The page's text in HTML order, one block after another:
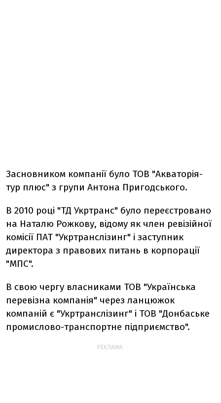
Засновником компанії було ТОВ "Акваторія-
тур плюс" з групи Антона Пригодського.
В 2010 році "ТД Укртранс" було переєстровано
на Наталю Рожкову, відому як член ревізійної
комісії ПАТ "Укртранслізинг" і заступник
директора з правових питань в корпорацiї
"МПС".
В свою чергу власниками ТОВ "Українська
перевізна компанія" через ланцюжок
компаній є "Укртранслізинг" і ТОВ "Донбаське
промислово-транспортне підприємство".
РЕКЛАМА: